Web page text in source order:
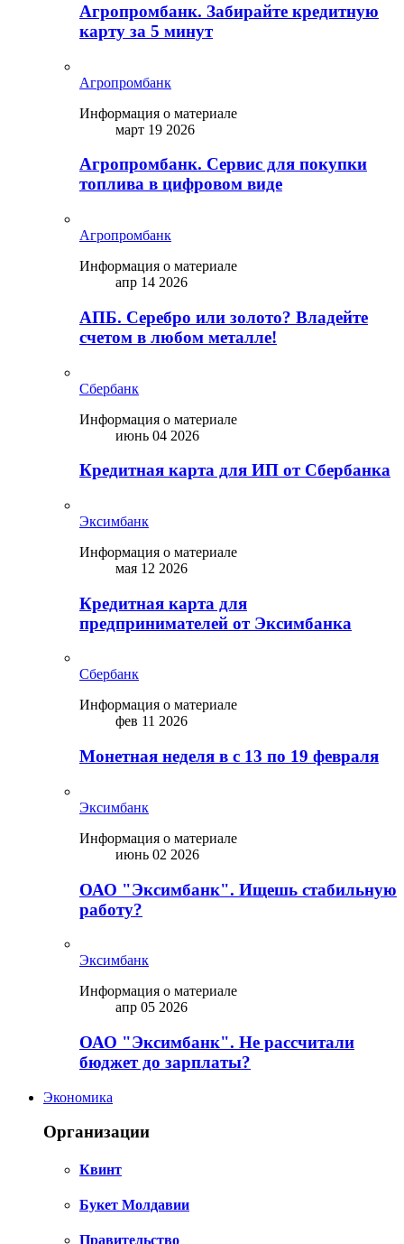
Агропромбанк. Забирайте кредитную
карту за 5 минут
Агропромбанк
Информация о материале
март 19 2026
Агропромбанк. Сервис для покупки
топлива в цифровом виде
Агропромбанк
Информация о материале
апр 14 2026
АПБ. Серебро или золото? Владейте
счетом в любом металле!
Сбербанк
Информация о материале
июнь 04 2026
Кредитная карта для ИП от Сбербанка
Эксимбанк
Информация о материале
мая 12 2026
Кредитная карта для
предпринимателей от Эксимбанка
Сбербанк
Информация о материале
фев 11 2026
Монетная неделя в с 13 по 19 февраля
Эксимбанк
Информация о материале
июнь 02 2026
ОАО "Эксимбанк". Ищешь стабильную
работу?
Эксимбанк
Информация о материале
апр 05 2026
ОАО "Эксимбанк". Не рассчитали
бюджет до зарплаты?
Экономика
Организации
Квинт
Букет Молдавии
Правительство